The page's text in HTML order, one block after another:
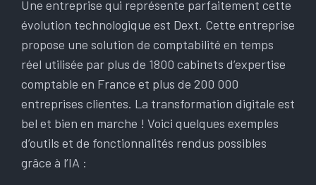
Une entreprise qui représente parfaitement cette
évolution technologique est Dext. Cette entreprise
propose une solution de comptabilité en temps
réel utilisée par plus de 1800 cabinets d’expertise
comptable en France et plus de 200 000
entreprises clientes. La transformation digitale est
bel et bien en marche ! Voici quelques exemples
d’outils et de fonctionnalités rendus possibles
grâce à l’IA :